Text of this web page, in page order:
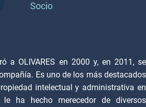
Socio
a OLIVARES en 2000 y, en 2011, se
Es uno de los más destacados
intelectual y administrativa en
le ha hecho merecedor de diversos